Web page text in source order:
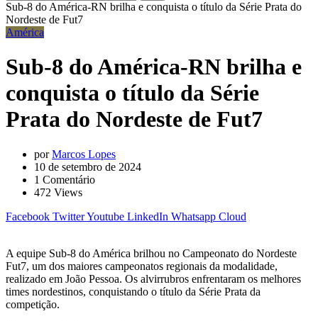
Sub-8 do América-RN brilha e conquista o título da Série Prata do
Nordeste de Fut7
América
Sub-8 do América-RN brilha e
conquista o título da Série
Prata do Nordeste de Fut7
porMarcos Lopes
10 de setembro de 2024
1 Comentário
472 Views
Facebook TwitterYoutube LinkedIn Whatsapp Cloud
A equipe Sub-8 do América brilhou no Campeonato do Nordeste
Fut7, um dos maiores campeonatos regionais da modalidade,
realizado em João Pessoa. Os alvirrubros enfrentaram os melhores
times nordestinos, conquistando o título da Série Prata da
competição.